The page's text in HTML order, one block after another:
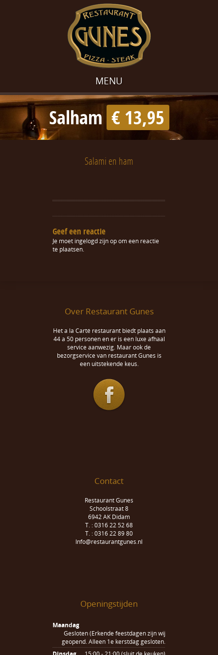
MENU
Salham € 13,95
Salami en ham
Geef een reactie
Je moet ingelogd zijn opom een reactie
te plaatsen.
Over Restaurant Gunes
Het a la Carté restaurant biedt plaats aan
44 a 50 personen en er is een luxe afhaal
service aanwezig. Maar ook de
bezorgservice van restaurant Gunes is
een uitstekende keus.
Contact
Restaurant Gunes
Schoolstraat 8
6942 AK Didam
T. : 0316 22 52 68
T. : 0316 22 89 80
Info@restaurantgunes.nl
Openingstijden
Maandag
Gesloten (Erkende feestdagen zijn wij
geopend. Alleen 1e kerstdag gesloten.